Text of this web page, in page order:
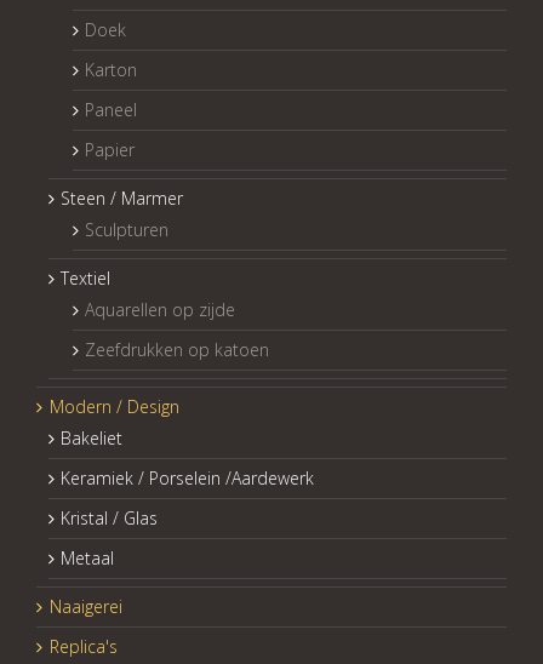
Doek
Karton
Paneel
Papier
Steen / Marmer
Sculpturen
Textiel
Aquarellen op zijde
Zeefdrukken op katoen
Modern / Design
Bakeliet
Keramiek / Porselein /Aardewerk
Kristal / Glas
Metaal
Naaigerei
Replica's